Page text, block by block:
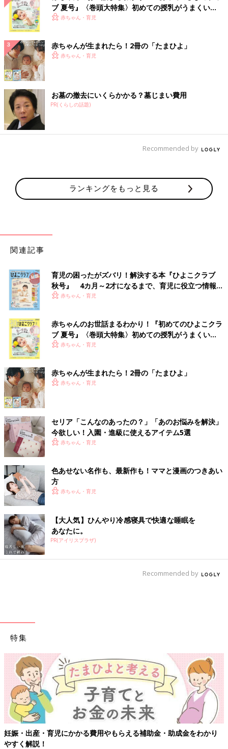
ブ 夏号』〈巻頭大特集〉初めての授乳がうまくい
く！ おっぱい・ミルクの基本と夏のトラブル 解決テ
赤ちゃん・育児
赤ちゃんが生まれたら！2冊の「たまひよ」
赤ちゃん・育児
お墓の撤去にいくらかかる？墓じまい費用
PR(くらしの話題)
Recommended by
ランキングをもっと見る
関連記事
育児の困ったがズバリ！解決する本『ひよこクラブ
秋号』 4カ月～2才になるまで、育児に役立つ情報が
いっぱい！
赤ちゃん・育児
赤ちゃんのお世話まるわかり！『初めてのひよこクラ
ブ 夏号』〈巻頭大特集〉初めての授乳がうまくい
く！ おっぱい・ミルクの基本と夏のトラブル 解決テ
赤ちゃん・育児
赤ちゃんが生まれたら！2冊の「たまひよ」
赤ちゃん・育児
セリア「こんなのあったの？」「あのお悩みを解決」
今欲しい！入園・進級に使えるアイテム5選
赤ちゃん・育児
色あせない名作も、最新作も！ママと漫画のつきあい
方
赤ちゃん・育児
【大人気】ひんやり冷感寝具で快適な睡眠を
あなたに。
PR(アイリスプラザ)
Recommended by
特集
【ワクチン接種できるものも】妊婦の感染症対策、知っておいて